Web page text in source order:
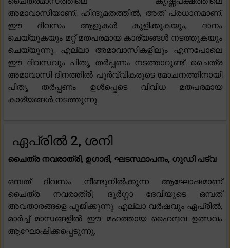
അമാവാസിയാണ്. ഹിന്ദുമതത്തിൽ, അത് പ്രധാനമാണ്.
ഈ ദിവസം ആളുകൾ കുളിക്കുകയും, ദാനം
ചെയ്യുകയും മറ്റ് മതപരമായ കാര്യങ്ങൾ നടത്തുകയും
ചെയ്യുന്നു. എല്ലാ അമാവാസികളിലും എന്നപോലെ
ഈ ദിവസവും പിതൃ തർപ്പണം നടത്താറുണ്ട്. ചൈത്ര
അമാവാസി ദിനത്തിൽ പൂർവ്വികരുടെ മോചനത്തിനായി
പിതൃ തർപ്പണം ഉൾപ്പെടെ വിവിധ മതപരമായ
കാര്യങ്ങൾ നടത്തുന്നു.
ഏപ്രിൽ 2, ശനി
ചൈത്ര നവരാത്രി, ഉഗാദി, ഘടസ്ഥാപനം, ഗുഡി പട്വ
ഒമ്പത് ദിവസം നീണ്ടുനിൽക്കുന്ന ആഘോഷമാണ്
ചൈത്ര നവരാത്രി, ദുർഗ്ഗാ ദേവിയുടെ ഒമ്പത്
അവതാരങ്ങളെ പൂജിക്കുന്നു. എല്ലാ വർഷവും ഏപ്രിൽ,
മാർച്ച് മാസങ്ങളിൽ ഈ മഹത്തായ ഹൈന്ദവ ഉത്സവം
ആഘോഷിക്കപ്പെടുന്നു.